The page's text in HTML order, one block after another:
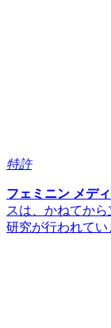
特許
フェミニン メデ
スは、かねてか
研究が行われて